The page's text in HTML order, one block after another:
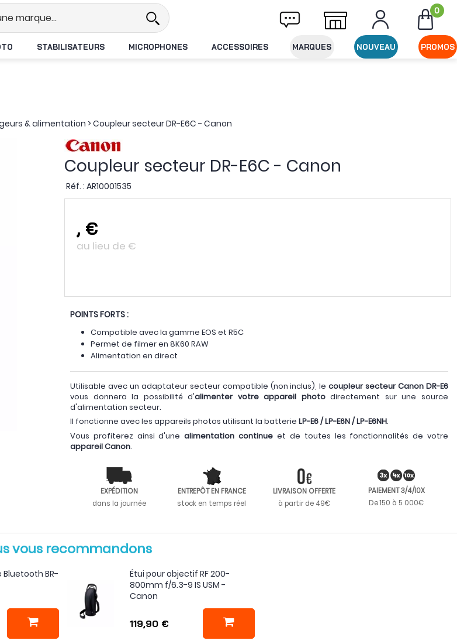
Livraison offerte dès 49€ d'achat 0
STABILISATEURS MICROPHONES ACCESSOIRES MARQUES NOUVEAU PROMOS
& alimentation >Coupleur secteur DR-E6C - Canon
Coupleur secteur DR-E6C - Canon
Réf. : AR10001535
, €
au lieu de €
POINTS FORTS :
Compatible avec la gamme EOS et R5C
Permet de filmer en 8K60 RAW
Alimentation en direct
Utilisable avec un adaptateur secteur compatible (non inclus), lecoupleur secteur Canon DR-E6
vous donnera la possibilité d'alimenter votre appareil photodirectement sur une source
d'alimentation secteur.
Il fonctionne avec les appareils photos utilisant la batterie LP-E6 / LP-E6N / LP-E6NH.
Vous profiterez ainsi d'unealimentation continue et de toutes les fonctionnalités de votre
appareil Canon.
EXPÉDITION
dans la journée
ENTREPÔT EN FRANCE
stock en temps réel
LIVRAISON OFFERTE
à partir de 49€
PAIEMENT 3/4/10X
De 150 à 5 000€
vous recommandons
BR-
Étui pour objectif RF 200-
800mm f/6.3-9 IS USM -
Canon
119,90 €